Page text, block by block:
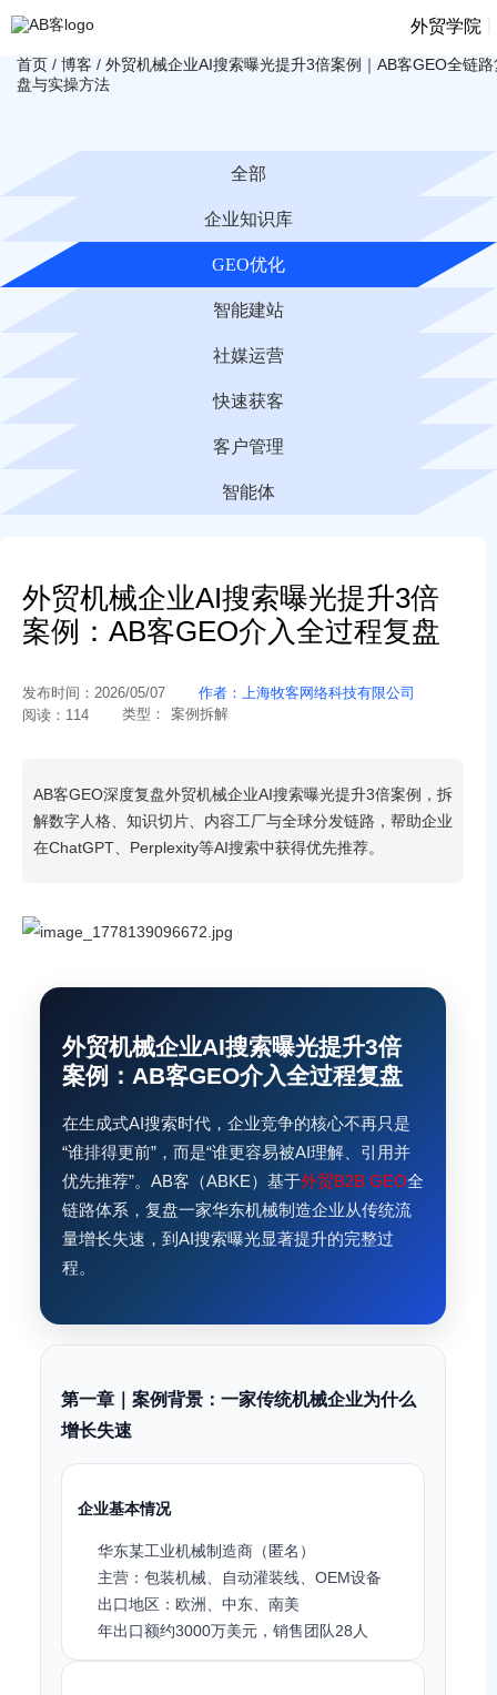
外贸学院
首页 / 博客 / 外贸机械企业AI搜索曝光提升3倍案例｜AB客GEO全链路
盘与实操方法
全部
企业知识库
GEO优化
智能建站
社媒运营
快速获客
客户管理
智能体
外贸机械企业AI搜索曝光提升3倍
案例：AB客GEO介入全过程复盘
发布时间： 2026/05/07 作者： 上海牧客网络科技有限公司
阅读： 114 类型： 案例拆解
AB客GEO深度复盘外贸机械企业AI搜索曝光提升3倍案例，拆
解数字人格、知识切片、内容工厂与全球分发链路，帮助企业
在ChatGPT、Perplexity等AI搜索中获得优先推荐。
外贸机械企业AI搜索曝光提升3倍
案例：AB客GEO介入全过程复盘
在生成式AI搜索时代，企业竞争的核心不再只是
“谁排得更前”，而是“谁更容易被AI理解、引用并
优先推荐”。AB客（ABKE）基于外贸B2B GEO全
链路体系，复盘一家华东机械制造企业从传统流
量增长失速，到AI搜索曝光显著提升的完整过
程。
第一章｜案例背景：一家传统机械企业为什么
增长失速
企业基本情况
华东某工业机械制造商（匿名）
主营：包装机械、自动灌装线、OEM设备
出口地区：欧洲、中东、南美
年出口额约3000万美元，销售团队28人